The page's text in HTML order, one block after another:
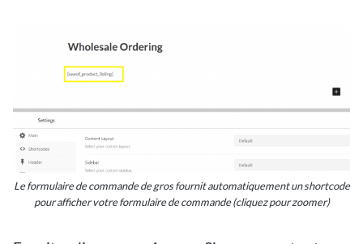
Le formulaire de commande de gros fournit automatiquement un shortcode
pour afficher votre formulaire de commande(cliquez pour zoomer)